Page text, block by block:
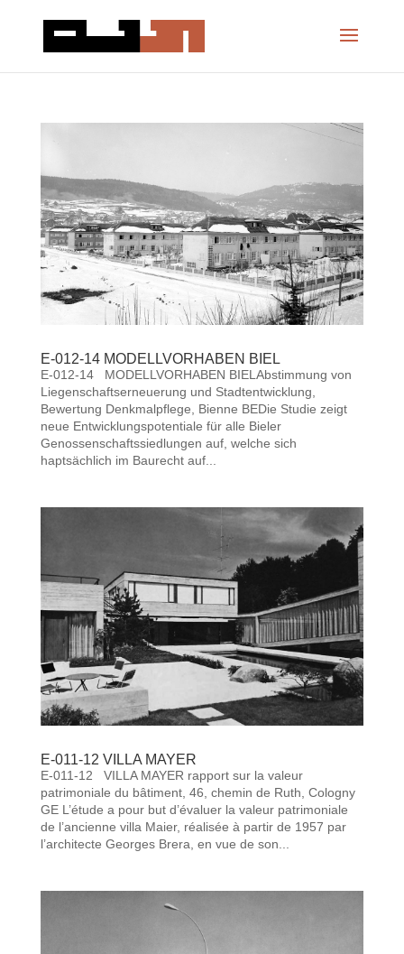
E-012-14 MODELLVORHABEN BIEL
E-012-14 MODELLVORHABEN BIELAbstimmung von
Liegenschaftserneuerung und Stadtentwicklung,
Bewertung Denkmalpflege, Bienne BEDie Studie zeigt
neue Entwicklungspotentiale für alle Bieler
Genossenschaftssiedlungen auf, welche sich
haptsächlich im Baurecht auf...
E-011-12 VILLA MAYER
E-011-12 VILLA MAYER rapport sur la valeur
patrimoniale du bâtiment, 46, chemin de Ruth, Cologny
GE L’étude a pour but d’évaluer la valeur patrimoniale
de l’ancienne villa Maier, réalisée à partir de 1957 par
l’architecte Georges Brera, en vue de son...